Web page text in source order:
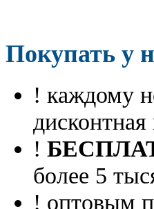
Покупать у
! каждому
!
более 5
! оптовым